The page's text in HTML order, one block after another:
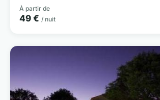
À partir de
49 € / nuit